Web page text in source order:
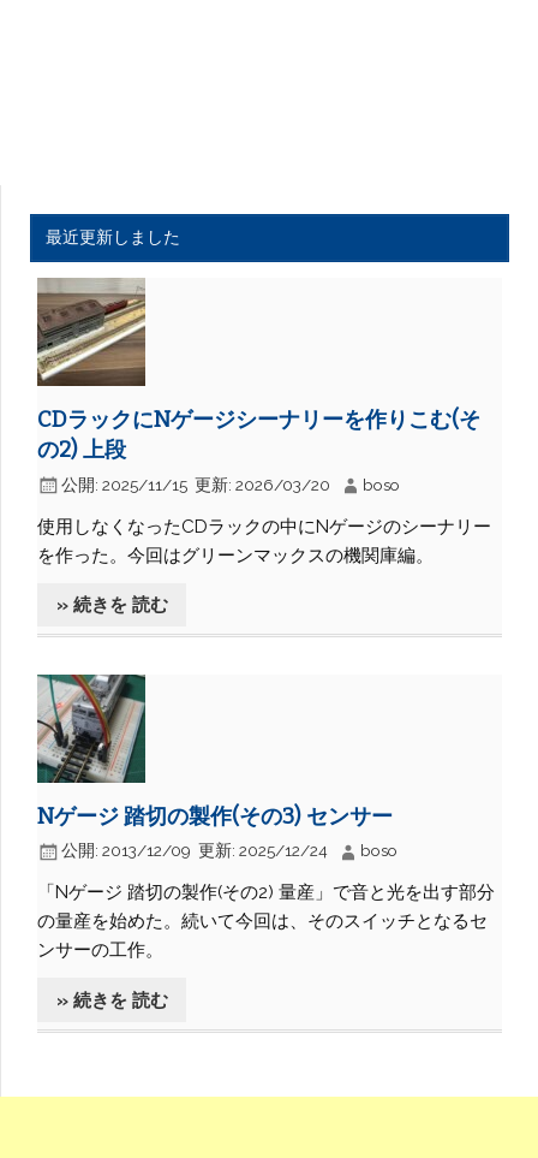
最近更新しました
CDラックにNゲージシーナリーを作りこむ(そ
の2) 上段
公開: 2025/11/15 更新: 2026/03/20 boso
使用しなくなったCDラックの中にNゲージのシーナリー
を作った。今回はグリーンマックスの機関庫編。
» 続きを 読む
Nゲージ 踏切の製作(その3) センサー
公開: 2013/12/09 更新: 2025/12/24 boso
「Nゲージ 踏切の製作(その2) 量産」で音と光を出す部分
の量産を始めた。続いて今回は、そのスイッチとなるセ
ンサーの工作。
» 続きを 読む